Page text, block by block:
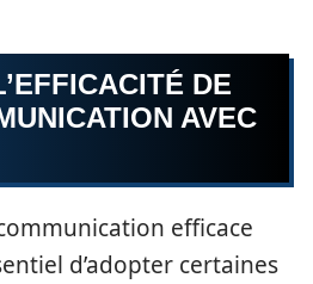
DE
AVEC
efficace
d’adopter certaines